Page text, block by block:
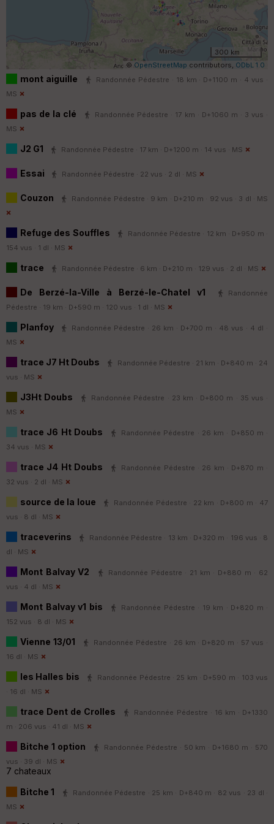
300 km
© OpenStreetMap contributors, ODbL 1.0
mont aiguille
Randonnée Pédestre · 18 km · D+1100 m · 4 vus ·
MS
pas de la clé
Randonnée Pédestre · 17 km · D+1060 m · 3 vus ·
MS
J2 G1 Randonnée Pédestre · 17 km · D+1200 m · 14 vus · MS
Essai Randonnée Pédestre · 22 vus · 2 dl · MS
Couzon Randonnée Pédestre · 9 km · D+210 m · 92 vus · 3 dl · MS
Refuge des Souffles
Randonnée Pédestre · 12 km · D+950 m ·
154 vus · 1 dl · MS
trace Randonnée Pédestre · 6 km · D+210 m · 129 vus · 2 dl · MS
De Berzé-la-Ville à Berzé-le-Chatel v1
Randonnée
Pédestre · 19 km · D+590 m · 120 vus · 1 dl · MS
Planfoy
Randonnée Pédestre · 26 km · D+700 m · 48 vus · 4 dl ·
MS
trace J7 Ht Doubs
Randonnée Pédestre · 21 km · D+840 m · 24
vus · MS
J3Ht Doubs
Randonnée Pédestre · 23 km · D+800 m · 35 vus ·
MS
trace J6 Ht Doubs
Randonnée Pédestre · 26 km · D+850 m ·
34 vus · MS
trace J4 Ht Doubs
Randonnée Pédestre · 26 km · D+870 m ·
32 vus · 2 dl · MS
source de la loue
Randonnée Pédestre · 22 km · D+800 m · 47
vus · 8 dl · MS
traceverins
Randonnée Pédestre · 13 km · D+320 m · 196 vus · 8
dl · MS
Mont Balvay V2
Randonnée Pédestre · 21 km · D+880 m · 62
vus · 4 dl · MS
Mont Balvay v1 bis
Randonnée Pédestre · 19 km · D+820 m ·
152 vus · 8 dl · MS
Vienne 13/01
Randonnée Pédestre · 26 km · D+820 m · 57 vus ·
16 dl · MS
les Halles bis
Randonnée Pédestre · 25 km · D+590 m · 103 vus
· 16 dl · MS
trace Dent de Crolles
Randonnée Pédestre · 16 km · D+1330
m · 206 vus · 41 dl · MS
Bitche 1 option
Randonnée Pédestre · 50 km · D+1680 m · 570
vus · 39 dl · MS
7 chateaux
Bitche 1
Randonnée Pédestre · 25 km · D+840 m · 82 vus · 23 dl ·
MS